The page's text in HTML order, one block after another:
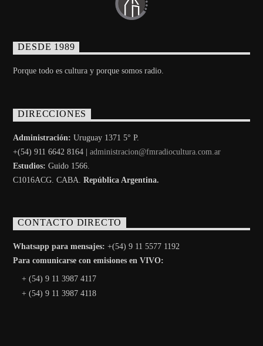
DESDE 1989
Porque todo es cultura y porque somos radio.
DIRECCIONES
Administración: Uruguay 1371 5° P.
+(54) 911 6642 8164 |administracion@fmradiocultura.com.ar
Estudios: Guido 1566.
C1016ACG . CABA.República Argentina.
CONTACTO DIRECTO
Whatsapp para mensajes: +(54) 9 11 5577 1192
Para comunicarse con emisiones en VIVO:
+ (54) 9 11 3987 4117
+ (54) 9 11 3987 4118